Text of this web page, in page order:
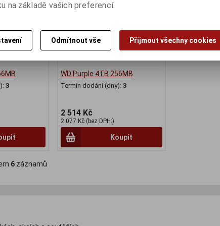
3
WD Purple 4TB 256MB
Termín dodání (dny):3
2 514 Kč
2 077 Kč (bez DPH:)
Koupit
6 záznamů
na základě vašich preferencí.
Odmítnout vše Přijmout všechny cookies